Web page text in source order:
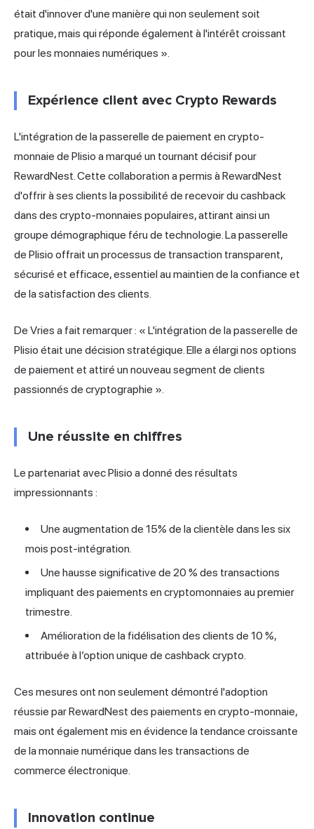
était d'innover d'une manière qui non seulement soit
pratique, mais qui réponde également à l'intérêt croissant
pour les monnaies numériques ».
Expérience client avec Crypto Rewards
L'intégration de la passerelle de paiement en crypto-
monnaie de Plisio a marqué un tournant décisif pour
RewardNest. Cette collaboration a permis à RewardNest
d'offrir à ses clients la possibilité de recevoir du cashback
dans des crypto-monnaies populaires, attirant ainsi un
groupe démographique féru de technologie. La passerelle
de Plisio offrait un processus de transaction transparent,
sécurisé et efficace, essentiel au maintien de la confiance et
de la satisfaction des clients.
De Vries a fait remarquer : « L'intégration de la passerelle de
Plisio était une décision stratégique. Elle a élargi nos options
de paiement et attiré un nouveau segment de clients
passionnés de cryptographie ».
Une réussite en chiffres
Le partenariat avec Plisio a donné des résultats
impressionnants :
Une augmentation de 15% de la clientèle dans les six
mois post-intégration.
Une hausse significative de 20 % des transactions
impliquant des paiements en cryptomonnaies au premier
trimestre.
Amélioration de la fidélisation des clients de 10 %,
attribuée à l’option unique de cashback crypto.
Ces mesures ont non seulement démontré l'adoption
réussie par RewardNest des paiements en crypto-monnaie,
mais ont également mis en évidence la tendance croissante
de la monnaie numérique dans les transactions de
commerce électronique.
Innovation continue